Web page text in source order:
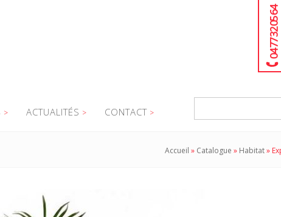
04 77 32 05 64
ACTUALITÉS CONTACT
Accueil » Catalogue » Habitat»